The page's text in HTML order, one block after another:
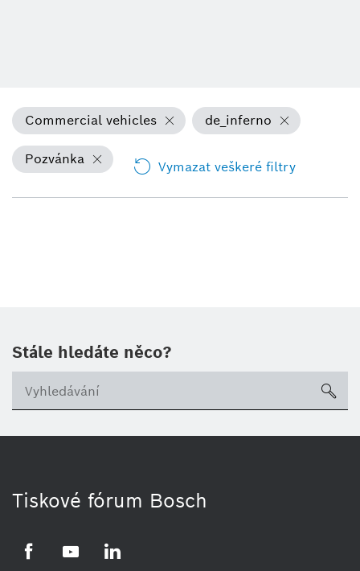
Commercial vehicles de_inferno
Pozvánka Vymazat veškeré filtry
Stále hledáte něco?
Tiskové fórum Bosch